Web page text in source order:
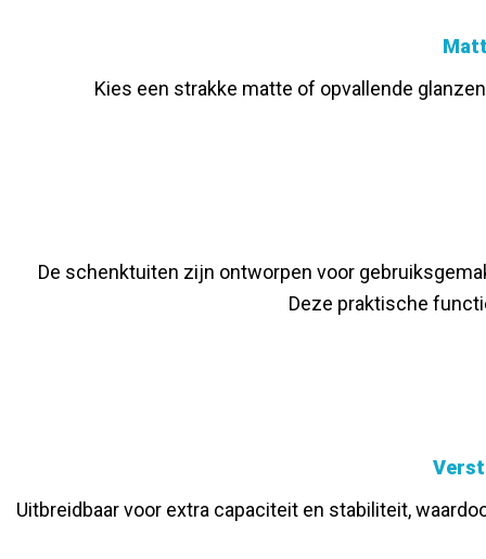
Kies een strakke matte of opvallende
De schenktuiten zijn ontworpen voor
Deze praktische
Uitbreidbaar voor extra capaciteit en stabiliteit,